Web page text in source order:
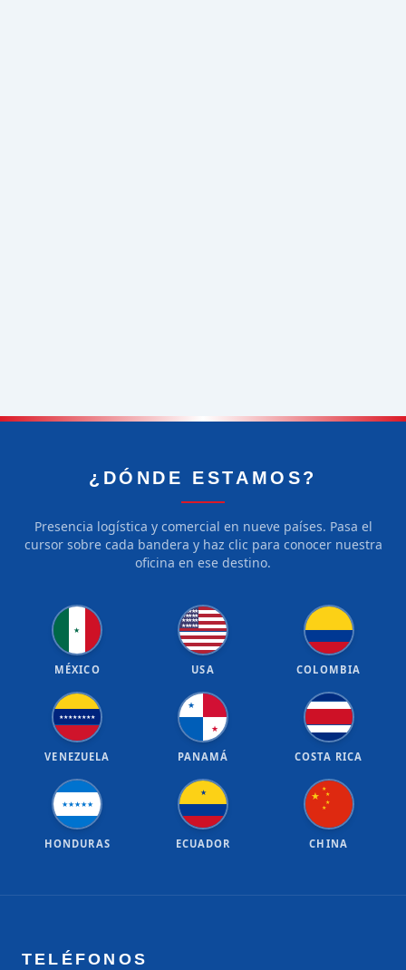
¿DÓNDE ESTAMOS?
Presencia logística y comercial en nueve países. Pasa el
cursor sobre cada bandera y haz clic para conocer nuestra
oficina en ese destino.
★
MÉXICO
★★★★★
★★★★★
★★★★★
★★★★★
USA COLOMBIA
★★★★★★★★
VENEZUELA
★
★
PANAMÁ COSTA RICA
★★★★★
HONDURAS
★
ECUADOR
★
★
★
★
★
CHINA
TELÉFONOS